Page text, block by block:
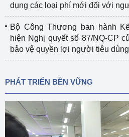
dụng các loại phí mới đối với
Bộ Công Thương ban hành
hiện Nghị quyết số 87/NQ-CP
bảo vệ quyền lợi người tiêu
PHÁT TRIỂN BỀN VỮNG